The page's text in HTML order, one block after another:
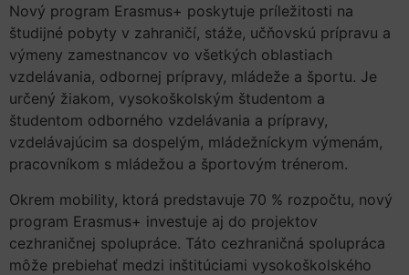
Nový program Erasmus+ poskytuje príležitosti na
študijné pobyty v zahraničí, stáže, učňovskú prípravu a
výmeny zamestnancov vo všetkých oblastiach
vzdelávania, odbornej prípravy, mládeže a športu. Je
určený žiakom, vysokoškolským študentom a
študentom odborného vzdelávania a prípravy,
vzdelávajúcim sa dospelým, mládežníckym výmenám,
pracovníkom s mládežou a športovým trénerom.
Okrem mobility, ktorá predstavuje 70 % rozpočtu, nový
program Erasmus+ investuje aj do projektov
cezhraničnej spolupráce. Táto cezhraničná spolupráca
môže prebiehať medzi inštitúciami vysokoškolského